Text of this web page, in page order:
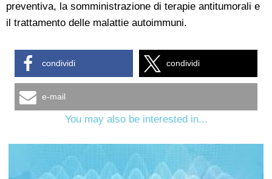
preventiva, la somministrazione di terapie antitumorali e
il trattamento delle malattie autoimmuni.
condividi condividi
e-mail
You may also be interested in...